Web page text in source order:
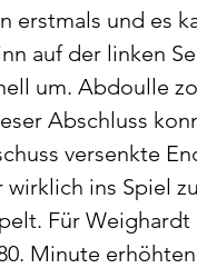
erstmals und es
auf der linken
um. Abdoulle
Abschluss
versenkte
wirklich ins Spiel
Für
Minute